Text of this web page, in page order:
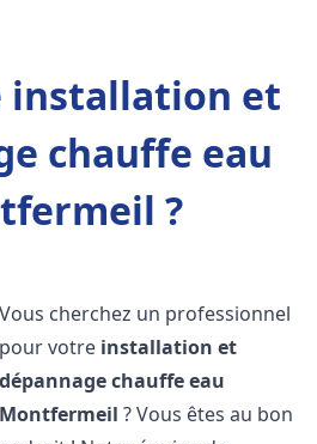
installation et
chauffe eau
?
Vous cherchez un professionnel
pour votre installation et
dépannage chauffe eau
Montfermeil ? Vous êtes au bon